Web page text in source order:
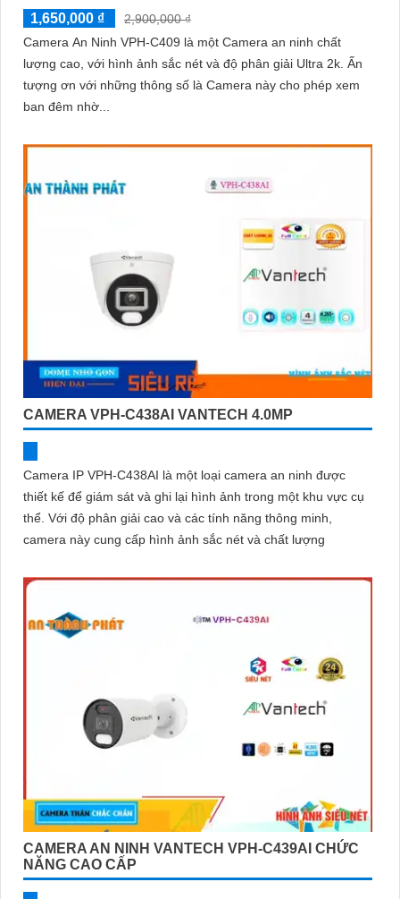
1,650,000 ₫
2,900,000 ₫
Camera An Ninh VPH-C409 là một Camera an ninh chất
lượng cao, với hình ảnh sắc nét và độ phân giải Ultra 2k. Ấn
tượng ơn với những thông số là Camera này cho phép xem
ban đêm nhờ...
CAMERA VPH-C438AI VANTECH 4.0MP
Camera IP VPH-C438AI là một loại camera an ninh được
thiết kế để giám sát và ghi lại hình ảnh trong một khu vực cụ
thể. Với độ phân giải cao và các tính năng thông minh,
camera này cung cấp hình ảnh sắc nét và chất lượng
CAMERA AN NINH VANTECH VPH-C439AI CHỨC
NĂNG CAO CẤP